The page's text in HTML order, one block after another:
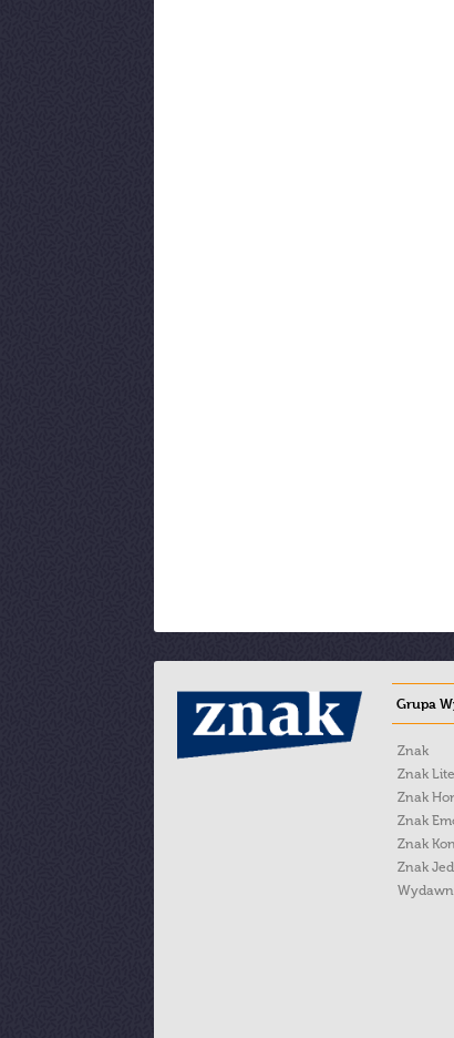
Grupa
Znak
Znak
Znak
Znak
Znak
Znak